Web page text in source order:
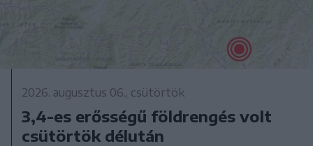
2026. augusztus 06., csütörtök
3,4-es erősségű földrengés volt
csütörtök délután